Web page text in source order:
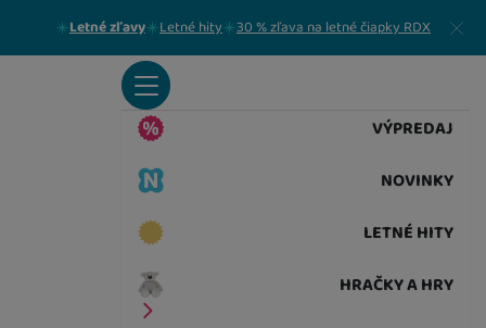
Letné zľavy Letné hity 30 % zľava na letné čiapky RDX Zavrieť
VÝPREDAJ
NOVINKY
LETNÉ HITY
HRAČKY A HRY